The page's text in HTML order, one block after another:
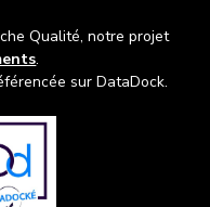
Qualité, notre projet
.
sur DataDock.